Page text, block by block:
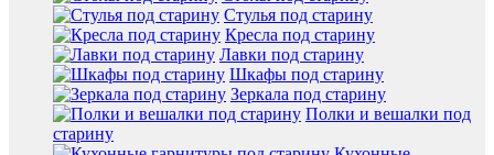
Стулья под старину
Кресла под старину
Лавки под старину
Шкафы под старину
Зеркала под старину
Полки и вешалки под
старину